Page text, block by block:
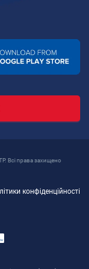
Всі права захищено
конфіденційності